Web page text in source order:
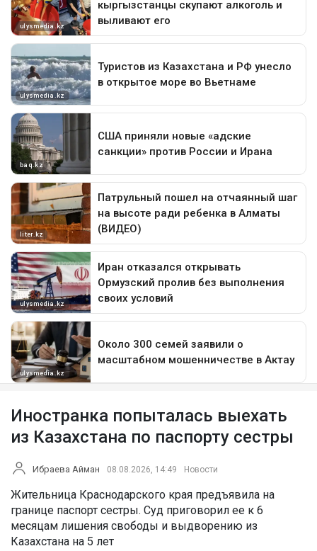
Иностранка попыталась выехать
из Казахстана по паспорту сестры
Ибраева Айман 08.08.2026, 14:49 Новости
Жительница Краснодарского края предъявила на
границе паспорт сестры. Суд приговорил ее к 6
месяцам лишения свободы и выдворению из
Казахстана на 5 лет